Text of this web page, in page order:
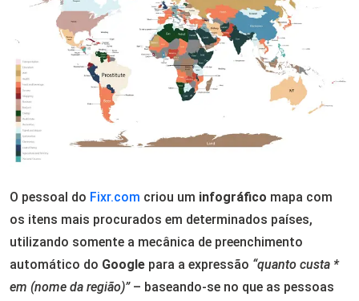
O pessoal do Fixr.com criou um infográfico mapa com
os itens mais procurados em determinados países,
utilizando somente a mecânica de preenchimento
automático do Google para a expressão “quanto custa *
em (nome da região)” – baseando-se no que as pessoas